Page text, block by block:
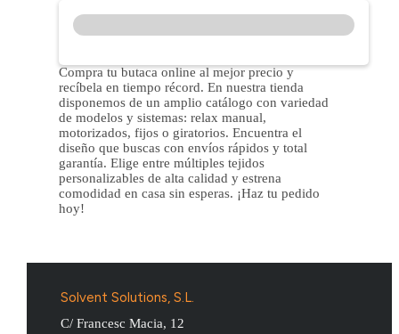
Compra tu butaca online al mejor precio y
recíbela en tiempo récord. En nuestra tienda
disponemos de un amplio catálogo con variedad
de modelos y sistemas: relax manual,
motorizados, fijos o giratorios. Encuentra el
diseño que buscas con envíos rápidos y total
garantía. Elige entre múltiples tejidos
personalizables de alta calidad y estrena
comodidad en casa sin esperas. ¡Haz tu pedido
hoy!
Solvent Solutions, S.L.
C/ Francesc Macia, 12